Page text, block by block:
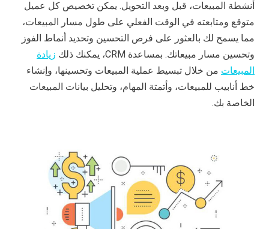
أنشطة المبيعات، قبل وبعد التحويل. يمكن تخصيص كل عميل
متوقع ومتابعته في الوقت الفعلي على طول مسار المبيعات،
مما يسمح لك بالعثور على فرص التحسين وتحديد أنماط الفوز
وتحسين مسار مبيعاتك. بمساعدة CRM، يمكنك ذلك
زيادة
المبيعات من خلال تبسيط عملية المبيعات وتحسينها، وإنشاء
خط أنابيب للمبيعات، وأتمتة المهام، وتحليل بيانات المبيعات
الخاصة بك.